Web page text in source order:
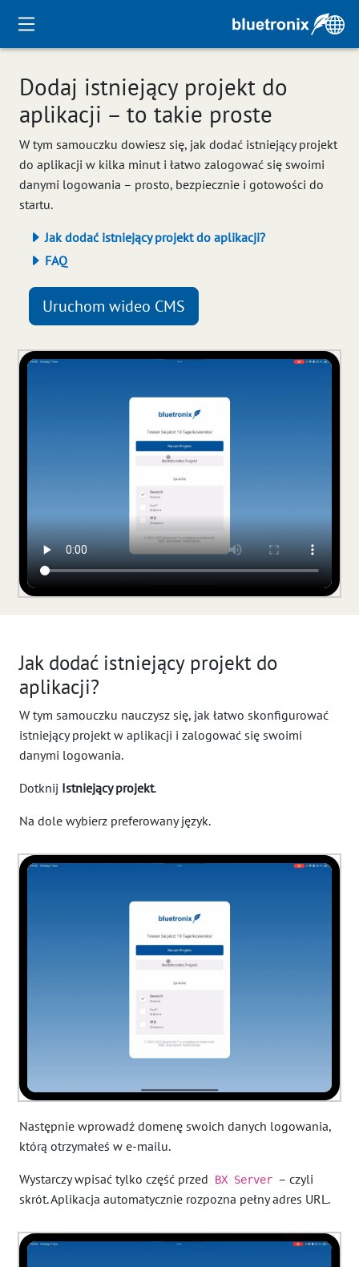
Dodaj istniejący projekt do
aplikacji – to takie proste
W tym samouczku dowiesz się, jak dodać istniejący projekt
do aplikacji w kilka minut i łatwo zalogować się swoimi
danymi logowania – prosto, bezpiecznie i gotowości do
startu.
Jak dodać istniejący projekt do aplikacji?
FAQ
Uruchom wideo CMS
Jak dodać istniejący projekt do
aplikacji?
W tym samouczku nauczysz się, jak łatwo skonfigurować
istniejący projekt w aplikacji i zalogować się swoimi
danymi logowania.
Dotknij Istniejący projekt.
Na dole wybierz preferowany język.
Następnie wprowadź domenę swoich danych logowania,
którą otrzymałeś w e-mailu.
Wystarczy wpisać tylko część przed BX Server – czyli
skrót. Aplikacja automatycznie rozpozna pełny adres URL.